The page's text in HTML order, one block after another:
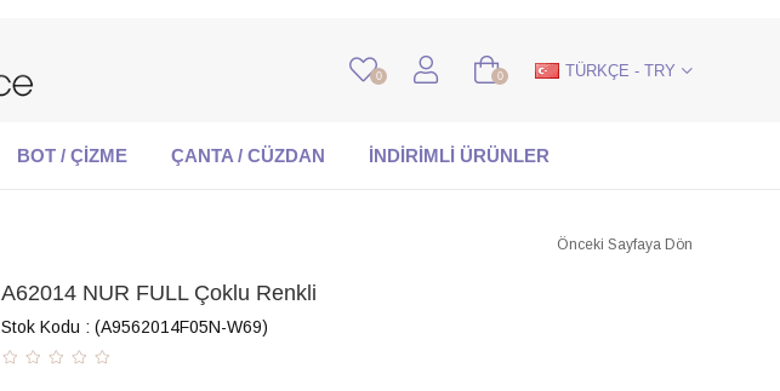
0 0 TÜRKÇE - TRY
BOT / ÇİZME ÇANTA / CÜZDAN İNDİRİMLİ ÜRÜNLER
Önceki Sayfaya Dön
A62014 NUR FULL Çoklu Renkli
Stok Kodu (A9562014F05N-W69)